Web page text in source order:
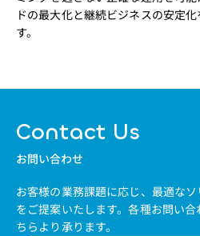
ドの最大化と継続ビジネスの安定
す。
Contact Us
お問い合わせ
お客様の業務課題に応じ、最適な
をご提案いたします。各種お問い合
ちらより承ります。